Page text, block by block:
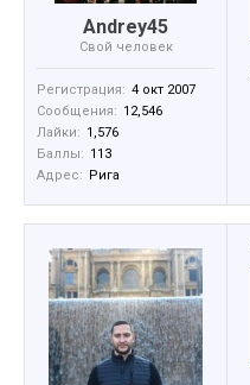
Andrey45
Свой человек
Регистрация: 4 окт 2007
Сообщения: 12,546
Лайки: 1,576
Баллы: 113
Адрес: Рига